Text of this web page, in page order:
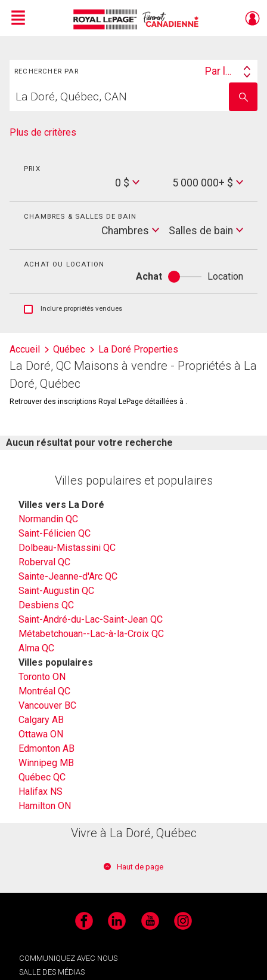
Menu
RECHERCHER PAR
Search
Par lieu
votre
nom
Plus de critères
PRIX
0 $
Max
Price
5 000 000+ $
CHAMBRES & SALLES DE BAIN
Chambres
Salles
de
Salles de bain
ACHAT OU LOCATION
Achat
Achat
ou
Location
Afficher
et
les
historiques
d'inscriptions
Inclure propriétés vendues
Accueil Québec La Doré Properties
La Doré, QC Maisons à vendre - Propriétés à La
Doré, Québec
Retrouver des inscriptions Royal LePage détaillées à .
Aucun résultat pour votre recherche
Villes populaires et populaires
Villes vers La Doré
Normandin QC
Saint-Félicien QC
Dolbeau-Mistassini QC
Roberval QC
Sainte-Jeanne-d'Arc QC
Saint-Augustin QC
Desbiens QC
Saint-André-du-Lac-Saint-Jean QC
Métabetchouan--Lac-à-la-Croix QC
Alma QC
Villes populaires
Toronto ON
Montréal QC
Vancouver BC
Calgary AB
Ottawa ON
Edmonton AB
Winnipeg MB
Québec QC
Halifax NS
Hamilton ON
Vivre à La Doré, Québec
Haut de page
Facebook LinkedIn YouTube Instagram
COMMUNIQUEZ AVEC NOUS
SALLE DES MÉDIAS